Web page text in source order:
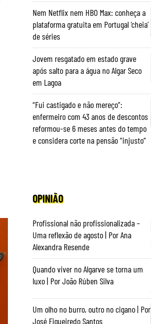
Nem Netflix nem HBO Max: conheça a
plataforma gratuita em Portugal ‘cheia’
de séries
Jovem resgatado em estado grave
após salto para a água no Algar Seco
em Lagoa
“Fui castigado e não mereço”:
enfermeiro com 43 anos de descontos
reformou-se 6 meses antes do tempo
e considera corte na pensão “injusto”
OPINIÃO
Profissional não profissionalizada –
Uma reflexão de agosto | Por Ana
Alexandra Resende
Quando viver no Algarve se torna um
luxo | Por João Rúben Silva
Um olho no burro, outro no cigano | Por
José Figueiredo Santos